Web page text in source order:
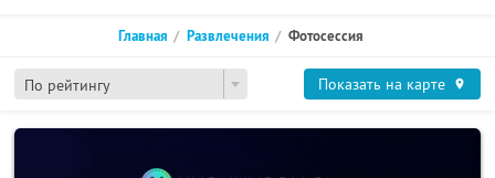
По рейтингу
Главная Развлечения Фотосессия
Показать на карте